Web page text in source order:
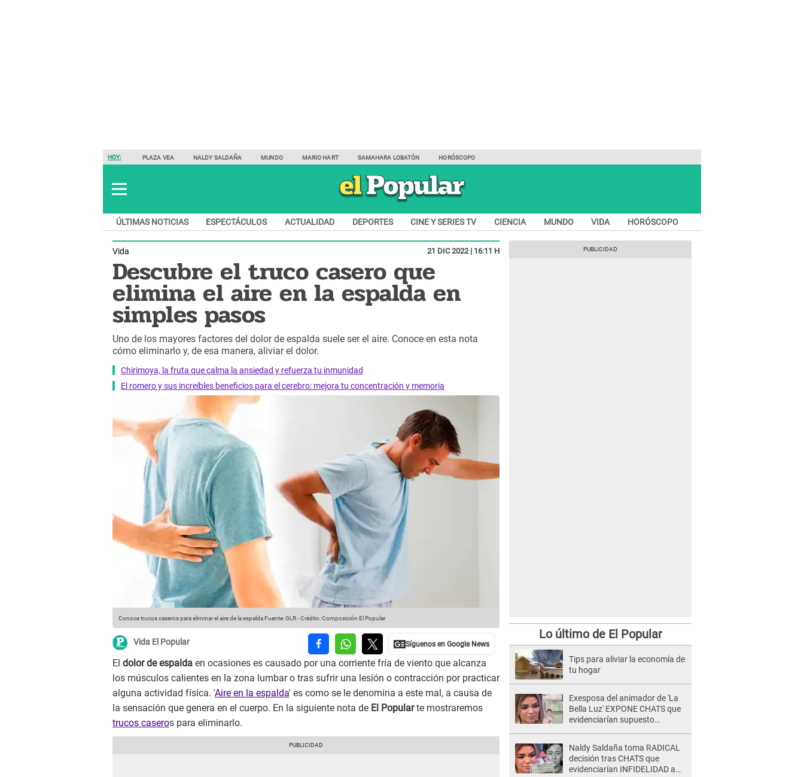
HOY: PLAZA VEA NALDY SALDAÑA MUNDO MARIO HART SAMAHARA LOBATÓN HORÓSCOPO
ÚLTIMAS NOTICIAS ESPECTÁCULOS ACTUALIDAD DEPORTES CINE Y SERIES TV CIENCIA MUNDO VIDA HORÓSCOPO
Vida 21 DIC 2022 | 16:11 H
Descubre el truco casero que
elimina el aire en la espalda en
simples pasos
Uno de los mayores factores del dolor de espalda suele ser el aire. Conoce en esta nota
cómo eliminarlo y, de esa manera, aliviar el dolor.
Chirimoya, la fruta que calma la ansiedad y refuerza tu inmunidad
El romero y sus increíbles beneficios para el cerebro: mejora tu concentración y memoria
Conoce trucos caseros para eliminar el aire de la espalda Fuente: GLR-Crédito: Composición El Popular
Vida El Popular
El dolor de espalda en ocasiones es causado por una corriente fría de viento que alcanza
los músculos calientes en la zona lumbar o tras sufrir una lesión o contracción por practicar
alguna actividad física. 'Aire en la espalda' es como se le denomina a este mal, a causa de
la sensación que genera en el cuerpo. En la siguiente nota de El Popularte mostraremos
trucos caseros para eliminarlo.
Lo último de El Popular
Tips para aliviar la economía de
tu hogar
Exesposa del animador de 'La
Bella Luz' EXPONE CHATS que
evidenciarían supuesto
Naldy Saldaña toma RADICAL
decisión tras CHATS que
evidenciarían INFIDELIDAD a